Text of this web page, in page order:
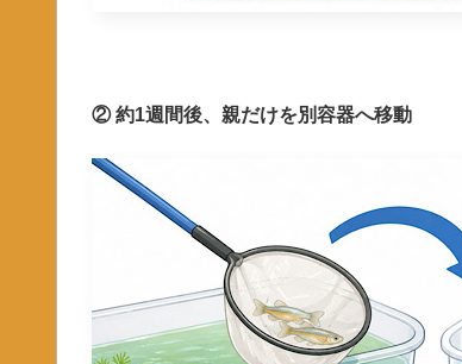
② 約1週間後、親だけを別容器へ移動